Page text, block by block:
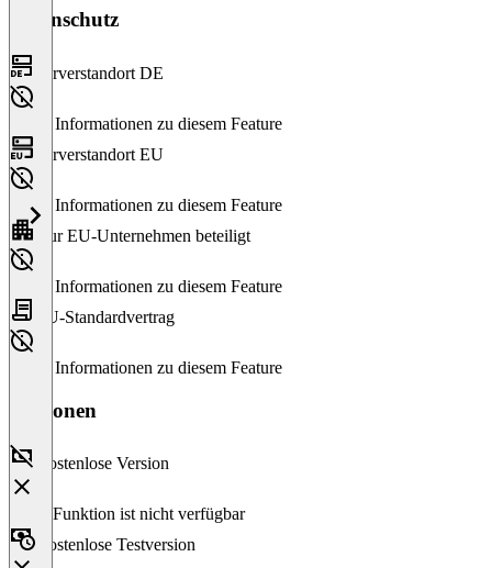
Datenschutz
Serverstandort DE
Keine Informationen zu diesem Feature
Serverstandort EU
Keine Informationen zu diesem Feature
Nur EU-Unternehmen beteiligt
Keine Informationen zu diesem Feature
EU-Standardvertrag
Keine Informationen zu diesem Feature
Versionen
Kostenlose Version
Diese Funktion ist nicht verfügbar
Kostenlose Testversion